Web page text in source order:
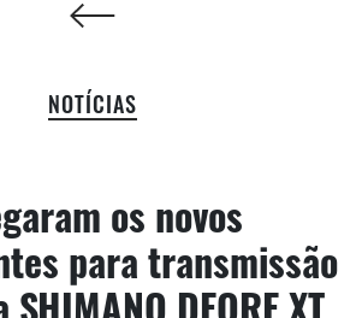
NOTÍCIAS
os novos
para transmissão
DEORE XT